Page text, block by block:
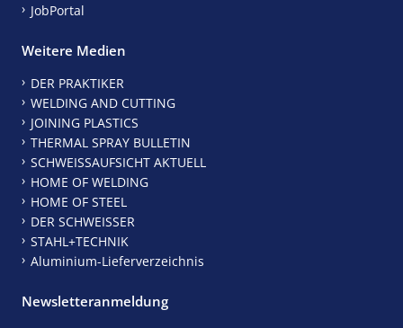
JobPortal
Weitere Medien
DER PRAKTIKER
WELDING AND CUTTING
JOINING PLASTICS
THERMAL SPRAY BULLETIN
SCHWEISSAUFSICHT AKTUELL
HOME OF WELDING
HOME OF STEEL
DER SCHWEISSER
STAHL+TECHNIK
Aluminium-Lieferverzeichnis
Newsletteranmeldung